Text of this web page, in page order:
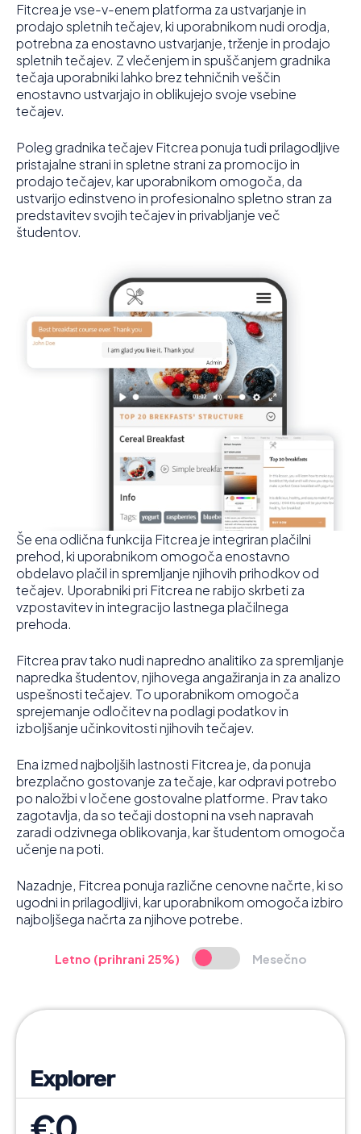
Fitcrea je vse-v-enem platforma za ustvarjanje in
prodajo spletnih tečajev, ki uporabnikom nudi orodja,
potrebna za enostavno ustvarjanje, trženje in prodajo
spletnih tečajev. Z vlečenjem in spuščanjem gradnika
tečaja uporabniki lahko brez tehničnih veščin
enostavno ustvarjajo in oblikujejo svoje vsebine
tečajev.
Poleg gradnika tečajev Fitcrea ponuja tudi prilagodljive
pristajalne strani in spletne strani za promocijo in
prodajo tečajev, kar uporabnikom omogoča, da
ustvarijo edinstveno in profesionalno spletno stran za
predstavitev svojih tečajev in privabljanje več
študentov.
Še ena odlična funkcija Fitcrea je integriran plačilni
prehod, ki uporabnikom omogoča enostavno
obdelavo plačil in spremljanje njihovih prihodkov od
tečajev. Uporabniki pri Fitcrea ne rabijo skrbeti za
vzpostavitev in integracijo lastnega plačilnega
prehoda.
Fitcrea prav tako nudi napredno analitiko za spremljanje
napredka študentov, njihovega angažiranja in za analizo
uspešnosti tečajev. To uporabnikom omogoča
sprejemanje odločitev na podlagi podatkov in
izboljšanje učinkovitosti njihovih tečajev.
Ena izmed najboljših lastnosti Fitcrea je, da ponuja
brezplačno gostovanje za tečaje, kar odpravi potrebo
po naložbi v ločene gostovalne platforme. Prav tako
zagotavlja, da so tečaji dostopni na vseh napravah
zaradi odzivnega oblikovanja, kar študentom omogoča
učenje na poti.
Nazadnje, Fitcrea ponuja različne cenovne načrte, ki so
ugodni in prilagodljivi, kar uporabnikom omogoča izbiro
najboljšega načrta za njihove potrebe.
Letno (prihrani 25%) Mesečno
Explorer